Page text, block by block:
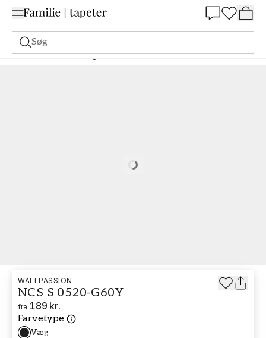
Søg
Malerfarve Bestilling Udfra NCS Bestil efter NCS 0520-G60Y
Loading…
WALLPASSION
NCS S 0520-G60Y
fra 189 kr.
Farvetype
Væg